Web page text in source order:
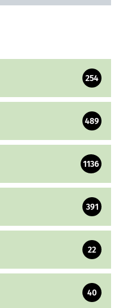
254
489
1136
391
22
40